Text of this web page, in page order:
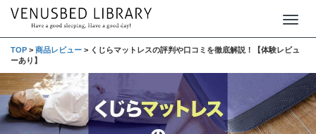
o
g
l
e
TOP > 商品レビュー > くじらマットレスの評判や口コミを徹底解説！【体験レビュ
ーあり】